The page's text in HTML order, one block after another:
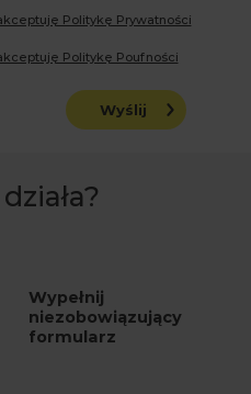
Politykę Prywatności
Politykę Poufności
Wyślij
Wypełnij
niezobowiązujący
formularz